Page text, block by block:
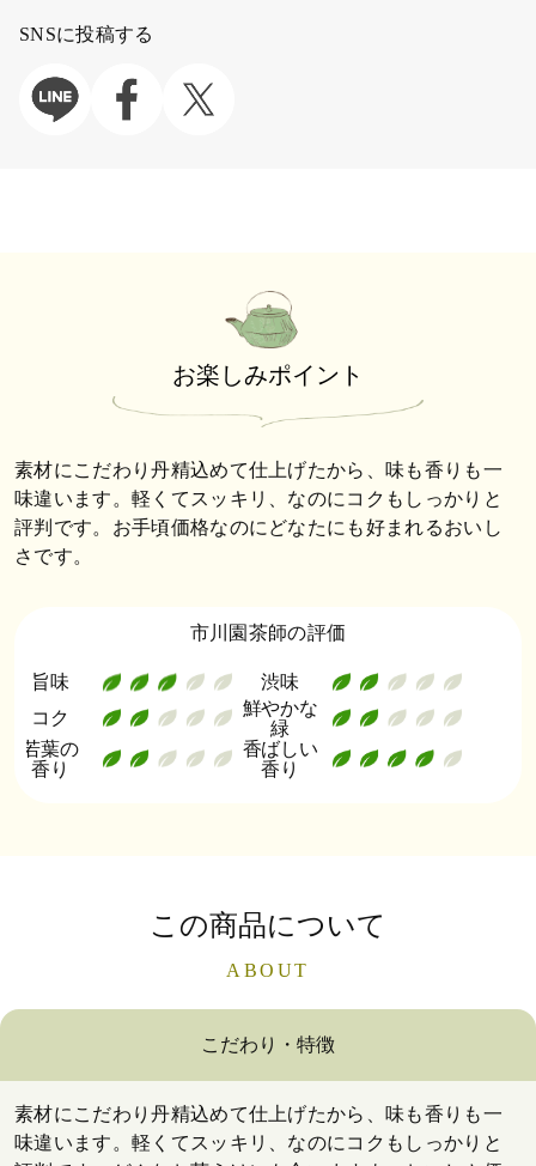
SNSに投稿する
お楽しみポイント
素材にこだわり丹精込めて仕上げたから、味も香りも一
味違います。軽くてスッキリ、なのにコクもしっかりと
評判です。お手頃価格なのにどなたにも好まれるおいし
さです。
市川園茶師の評価
旨味
渋味
コク
鮮やかな
緑
若葉の
香り
香ばしい
香り
この商品について
ABOUT
こだわり・特徴
素材にこだわり丹精込めて仕上げたから、味も香りも一
味違います。軽くてスッキリ、なのにコクもしっかりと